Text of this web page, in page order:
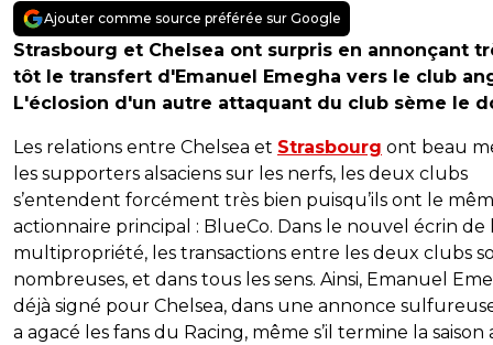
Ajouter comme source préférée sur Google
Strasbourg et Chelsea ont surpris en annonçant
tôt le transfert d'Emanuel Emegha vers le club
L'éclosion d'un autre attaquant du club sème le
Les relations entre Chelsea et Strasbourg ont beau
les supporters alsaciens sur les nerfs, les deux clubs
s’entendent forcément très bien puisqu’ils ont le
actionnaire principal : BlueCo. Dans le nouvel écrin de
multipropriété, les transactions entre les deux clubs
nombreuses, et dans tous les sens. Ainsi, Emanuel
déjà signé pour Chelsea, dans une annonce
a agacé les fans du Racing, même s’il termine la saison